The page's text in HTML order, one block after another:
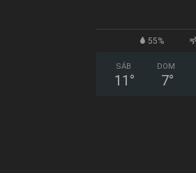
55%
SÁB
11 °
DOM
7°